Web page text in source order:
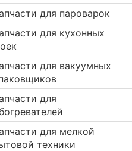
для пароварок
для кухонных
для вакуумных
для
для мелкой
техники